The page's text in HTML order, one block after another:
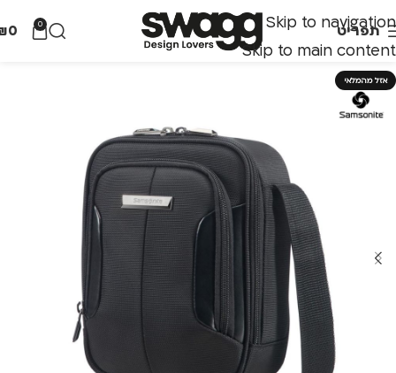
Skip to navigation
Skip to main content
תפריט 0
0
אזל מהמלאי